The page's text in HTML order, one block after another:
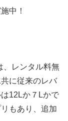
中！
、レンタル料無
に従来のレバ
12Lか７Lかで
もあり、追加